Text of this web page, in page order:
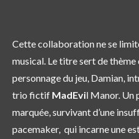
Cette collaboration ne se
musical. Le titre sert de
personnage du jeu, Damian,
trio fictif MadEvil Manor. Un
marquée, survivant d’une
pacemaker, qui incarne une